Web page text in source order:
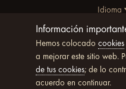
Idioma
© Copyright
Powered by
Información
Hemos colocado cookies
a mejorar este sitio web.
de tus cookies; de lo
acuerdo en continuar.